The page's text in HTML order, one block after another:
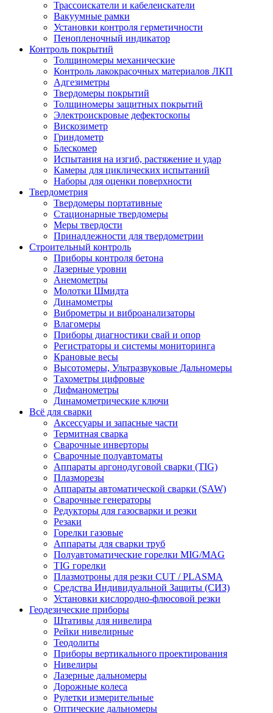
Трассоискатели и кабелеискатели
Вакуумные рамки
Установки контроля герметичности
Пенопленочный индикатор
Контроль покрытий
Толщиномеры механические
Контроль лакокрасочных материалов ЛКП
Адгезиметры
Твердомеры покрытий
Толщиномеры защитных покрытий
Электроискровые дефектоскопы
Вискозиметр
Гриндометр
Блескомер
Испытания на изгиб, растяжение и удар
Камеры для циклических испытаний
Наборы для оценки поверхности
Твердометрия
Твердомеры портативные
Стационарные твердомеры
Меры твердости
Принадлежности для твердометрии
Строительный контроль
Приборы контроля бетона
Лазерные уровни
Анемометры
Молотки Шмидта
Динамометры
Виброметры и виброанализаторы
Влагомеры
Приборы диагностики свай и опор
Регистраторы и системы мониторинга
Крановые весы
Высотомеры, Ультразвуковые Дальномеры
Тахометры цифровые
Дифманометры
Динамометрические ключи
Всё для сварки
Аксессуары и запасные части
Термитная сварка
Сварочные инверторы
Сварочные полуавтоматы
Аппараты аргонодуговой сварки (TIG)
Плазморезы
Аппараты автоматической сварки (SAW)
Сварочные генераторы
Редукторы для газосварки и резки
Резаки
Горелки газовые
Аппараты для сварки труб
Полуавтоматические горелки MIG/MAG
TIG горелки
Плазмотроны для резки CUT / PLASMA
Средства Индивидуальной Защиты (СИЗ)
Установки кислородно-флюсовой резки
Геодезические приборы
Штативы для нивелира
Рейки нивелирные
Теодолиты
Приборы вертикального проектирования
Нивелиры
Лазерные дальномеры
Дорожные колеса
Рулетки измерительные
Оптические дальномеры